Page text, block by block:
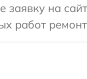
заявку на
работ